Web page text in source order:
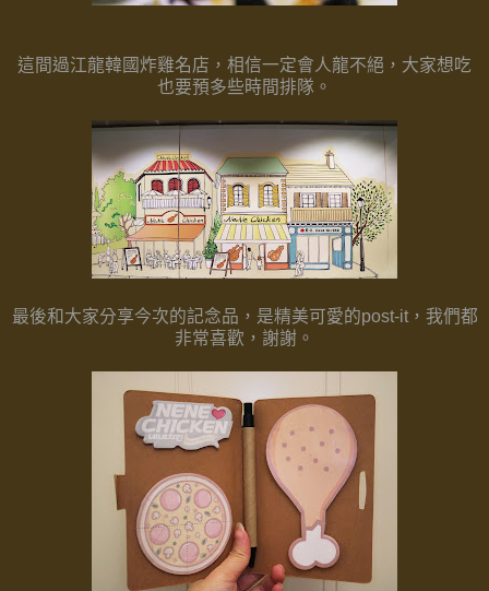
這間過江龍韓國炸雞名店，相信一定會人龍不絕， 大家想吃
也要預多些時間排隊。
最後和大家分享今次的記念品，是精美可愛的post-it， 我們都
非常喜歡，謝謝。